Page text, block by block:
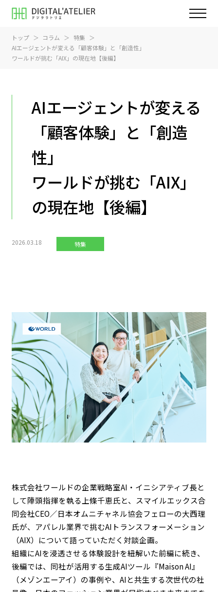
トップ コラム
特集
AIエージェントが変える「顧客体験」と「創造性」
ワールドが挑む「AIX」の現在地【後編】
AIエージェントが変える
「顧客体験」と「創造
性」
ワールドが挑む「AIX」
の現在地【後編】
2026.03.18 特集
株式会社ワールドの企業戦略室AI・イニシアティブ長と
して陣頭指揮を執る上條千恵氏と、スマイルエックス合
同会社CEO／日本オムニチャネル協会フェローの大西理
氏が、アパレル業界で挑むAIトランスフォーメーション
（AIX）について語っていただく対談企画。
組織にAIを浸透させる体験設計を紐解いた前編に続き、
後編では、同社が活用する生成AIツール『Maison AI』
（メゾンエーアイ）の事例や、AIと共生する次世代の社